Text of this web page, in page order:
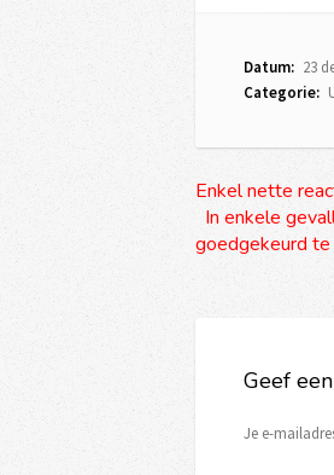
Datum: 23
Categorie:
Enkel nette
In enkele
goedgekeurd
Geef
Je e-